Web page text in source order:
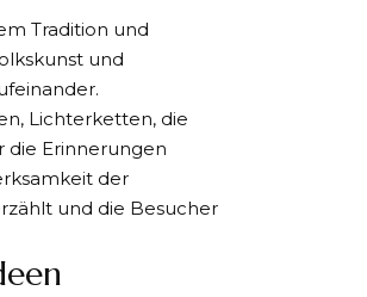
Tradition und
und
Lichterketten, die
die Erinnerungen
der
und die Besucher